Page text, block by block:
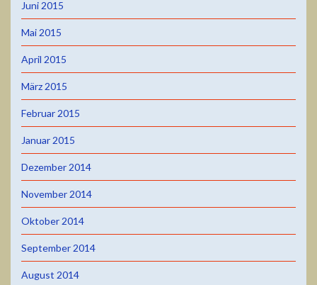
Juni 2015
Mai 2015
April 2015
März 2015
Februar 2015
Januar 2015
Dezember 2014
November 2014
Oktober 2014
September 2014
August 2014